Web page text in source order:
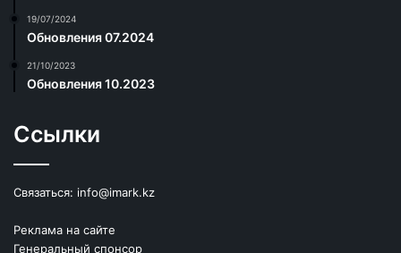
19/07/2024
Обновления 07.2024
21/10/2023
Обновления 10.2023
Ссылки
Связаться: info@imark.kz
Реклама на сайте
Генеральный спонсор